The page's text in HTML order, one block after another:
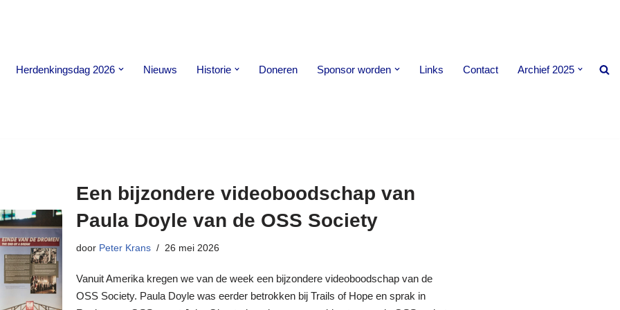
Herdenkingsdag 2026 Nieuws Historie Doneren Sponsor worden Links Contact Archief 2025
Een bijzondere videoboodschap van
Paula Doyle van de OSS Society
door Peter Krans 26 mei 2026
Vanuit Amerika kregen we van de week een bijzondere videoboodschap van de
OSS Society. Paula Doyle was eerder betrokken bij Trails of Hope en sprak in